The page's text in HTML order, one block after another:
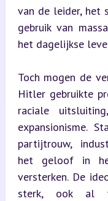
van de leider, het
gebruik van
het dagelijkse
Toch mogen de
Hitler gebruikte
raciale
expansionisme.
partijtrouw,
het geloof in
versterken. De
sterk, ook al